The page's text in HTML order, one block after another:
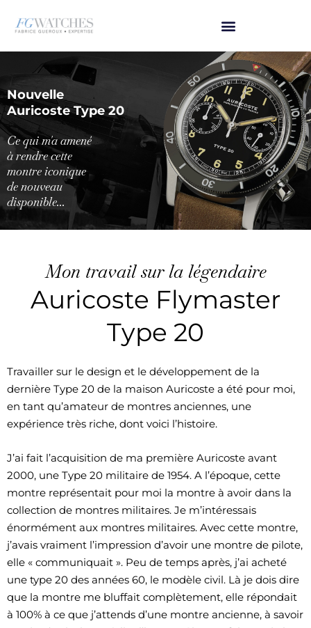
Nouvelle
Auricoste Type 20
Ce qui m'a amené
à rendre cette
montre iconique
de nouveau
disponible...
Mon travail sur la légendaire
Auricoste Flymaster
Type 20
Travailler sur le design et le développement de la
dernière Type 20 de la maison Auricoste a été pour moi,
en tant qu’amateur de montres anciennes, une
expérience très riche, dont voici l’histoire.
J’ai fait l’acquisition de ma première Auricoste avant
2000, une Type 20 militaire de 1954. A l’époque, cette
montre représentait pour moi la montre à avoir dans la
collection de montres militaires. Je m’intéressais
énormément aux montres militaires. Avec cette montre,
j’avais vraiment l’impression d’avoir une montre de pilote,
elle « communiquait ». Peu de temps après, j’ai acheté
une type 20 des années 60, le modèle civil. Là je dois dire
que la montre me bluffait complètement, elle répondait
à 100% à ce que j’attends d’une montre ancienne, à savoir